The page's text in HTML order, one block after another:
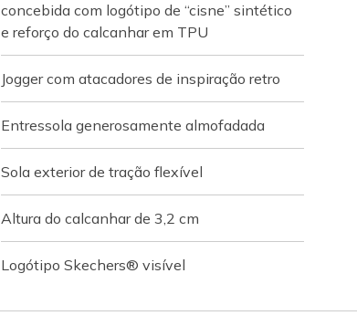
concebida com logótipo de “cisne” sintético
e reforço do calcanhar em TPU
Jogger com atacadores de inspiração retro
Entressola generosamente almofadada
Sola exterior de tração flexível
Altura do calcanhar de 3,2 cm
Logótipo Skechers® visível